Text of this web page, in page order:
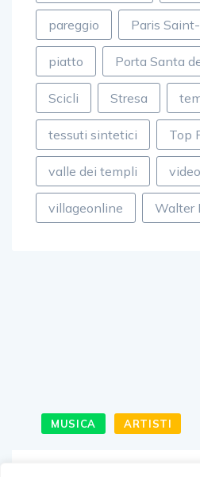
pareggio Paris
piatto Porta Santa
Scicli Stresa
tessuti sintetici Top
valle dei templi
villageonline Walter
MUSICA ARTISTI